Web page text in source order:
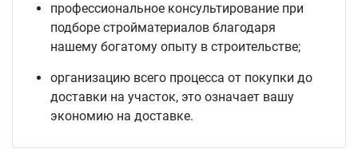
профессиональное консультирование при
подборе стройматериалов благодаря
нашему богатому опыту в строительстве;
организацию всего процесса от покупки до
доставки на участок, это означает вашу
экономию на доставке.